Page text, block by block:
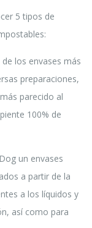
5 tipos de
los envases más
preparaciones,
parecido al
100% de
un envases
a partir de la
a los líquidos y
así como para